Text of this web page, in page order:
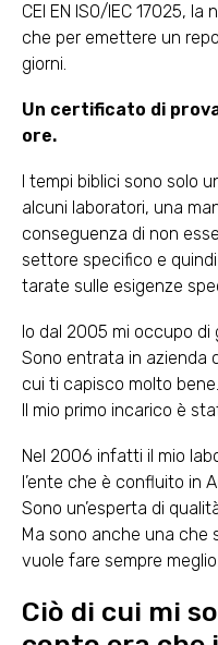
CEI EN ISO/IEC 17025,
che per emettere un
giorni.
Un certificato di
ore.
I tempi biblici sono solo
alcuni laboratori, una
conseguenza di non
settore specifico e
tarate sulle esigenze
Io dal 2005 mi occupo
Sono entrata in azienda
cui ti capisco molto bene.
Il mio primo incarico è
Nel 2006 infatti il mio
l’ente che è confluito in
Sono un’esperta di
Ma sono anche una che
vuole fare sempre meglio.
Ciò di cui mi